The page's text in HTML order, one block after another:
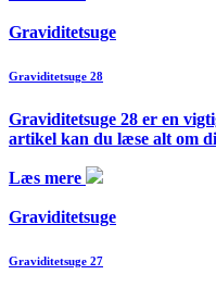
Graviditetsuge
Graviditetsuge 28
Graviditetsuge 28 er en
artikel kan du læse alt om
Læs mere
Graviditetsuge
Graviditetsuge 27